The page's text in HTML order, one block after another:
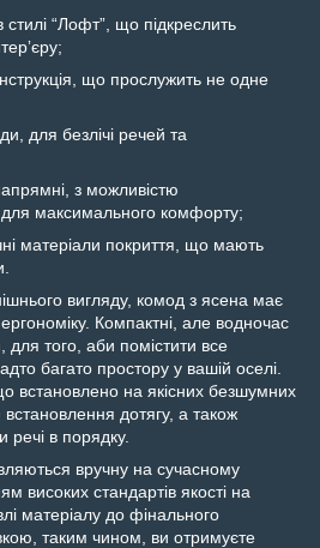
стилі “Лофт”, що підкреслить
що прослужить не одне
для безлічі речей та
з можливістю
для максимального комфорту;
матеріали покриття, що мають
вигляду, комод з ясена має
Компактні, але водночас
для того, аби помістити все
багато простору у вашій оселі.
встановлено на якісних безшумних
дотягу, а також
речі в порядку.
вручну на сучасному
високих стандартів якості на
матеріалу до фінального
таким чином, ви отримуєте